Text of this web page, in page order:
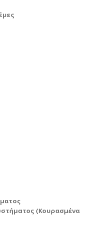
(Κουρασμένα